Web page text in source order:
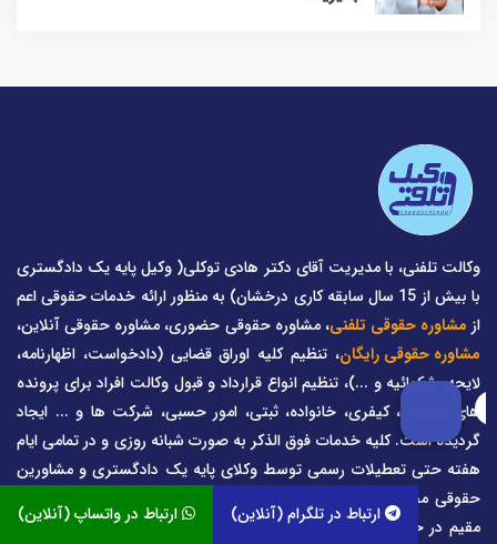
ارتباط در واتساپ (آنلاین) ارتباط در تلگرام (آنلاین)
وکالت تلفنی، با مدیریت آقای دکتر هادی توکلی( وکیل پایه یک دادگستری
با بیش از 15 سال سابقه کاری درخشان) به منظور ارائه خدمات حقوقی اعم
از مشاوره حقوقی تلفنی، مشاوره حقوقی حضوری، مشاوره حقوقی آنلاین،
مشاوره حقوقی رایگان، تنظیم کلیه اوراق قضایی (دادخواست، اظهارنامه،
لایحه، شکوائیه و ...)، تنظیم انواع قرارداد و قبول وکالت افراد برای پرونده
های حقوقی، کیفری، خانواده، ثبتی، امور حسبی، شرکت ها و ... ایجاد
گردیده است. کلیه خدمات فوق الذکر به صورت شبانه روزی و در تمامی ایام
هفته حتی تعطیلات رسمی توسط وکلای پایه یک دادگستری و مشاورین
حقوقی مجرب ارائه می گردد. هموطنان عزیز در سراسر ایران و ایرانیان
مقیم در خارج از کشور می توانند جهت استفاده از خدمات سایت وکالت